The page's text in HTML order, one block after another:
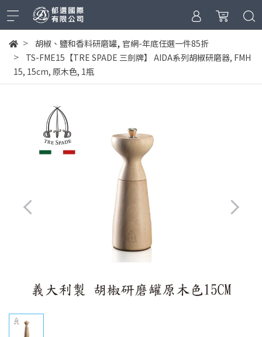
胡椒、鹽和香料研磨罐, 官網-年底任選一件85折
TS-FME15【TRE SPADE 三劍牌】 AIDA系列胡椒研磨器, FMH
15, 15cm, 原木色, 1瓶